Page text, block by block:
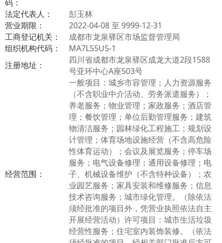
码：
法定代表人：
彭玉林
营业期限：
2022-04-08 至 9999-12-31
工商登记机关：
成都市龙泉驿区市场监督管理局
组织机构代码：
MA7L55U5-1
注册地址：
四川省成都市龙泉驿区成龙大道2段1588
号亚环中心A座503号
经营范围：
一般项目：城乡市容管理；人力资源服务
（不含职业中介活动、劳务派遣服务）；
养老服务；物业管理；家政服务；酒店管
理；餐饮管理；单位后勤管理服务；建筑
物清洁服务；园林绿化工程施工；规划设
计管理；体育场地设施经营（不含高危险
性体育运动）；会议及展览服务；停车场
服务；电气设备修理；通用设备修理；电
子、机械设备维护（不含特种设备）；农
业园艺服务；家具安装和维修服务；信息
技术咨询服务；城市绿化管理。（除依法
须经批准的项目外，凭营业执照依法自主
开展经营活动）许可项目：城市生活垃圾
经营性服务；住宅室内装饰装修。（依法